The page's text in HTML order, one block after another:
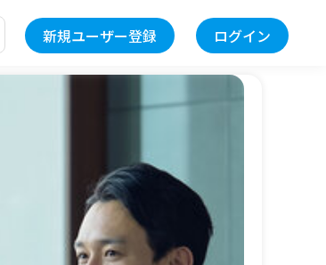
新規ユーザー登録 ログイン